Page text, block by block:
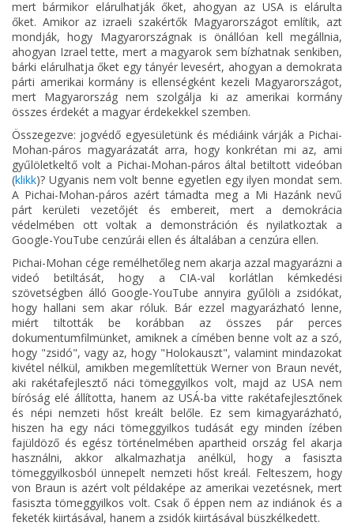
mert bármikor elárulhatják őket, ahogyan az USA is elárulta
őket. Amikor az izraeli szakértők Magyarországot említik, azt
mondják, hogy Magyarországnak is önállóan kell megállnia,
ahogyan Izrael tette, mert a magyarok sem bízhatnak senkiben,
bárki elárulhatja őket egy tányér levesért, ahogyan a demokrata
párti amerikai kormány is ellenségként kezeli Magyarországot,
mert Magyarország nem szolgálja ki az amerikai kormány
összes érdekét a magyar érdekekkel szemben.
Összegezve: jogvédő egyesületünk és médiáink várják a Pichai-
Mohan-páros magyarázatát arra, hogy konkrétan mi az, ami
gyűlöletkeltő volt a Pichai-Mohan-páros által betiltott videóban
(klikk)? Ugyanis nem volt benne egyetlen egy ilyen mondat sem.
A Pichai-Mohan-páros azért támadta meg a Mi Hazánk nevű
párt kerületi vezetőjét és embereit, mert a demokrácia
védelmében ott voltak a demonstráción és nyilatkoztak a
Google-YouTube cenzúrái ellen és általában a cenzúra ellen.
Pichai-Mohan cége remélhetőleg nem akarja azzal magyarázni a
videó betiltását, hogy a CIA-val korlátlan kémkedési
szövetségben álló Google-YouTube annyira gyűlöli a zsidókat,
hogy hallani sem akar róluk. Bár ezzel magyarázható lenne,
miért tiltották be korábban az összes pár perces
dokumentumfilmünket, amiknek a címében benne volt az a szó,
hogy "zsidó", vagy az, hogy "Holokauszt", valamint mindazokat
kivétel nélkül, amikben megemlítettük Werner von Braun nevét,
aki rakétafejlesztő náci tömeggyilkos volt, majd az USA nem
bíróság elé állította, hanem az USÁ-ba vitte rakétafejlesztőnek
és népi nemzeti hőst kreált belőle. Ez sem kimagyarázható,
hiszen ha egy náci tömeggyilkos tudását egy minden ízében
fajüldöző és egész történelmében apartheid ország fel akarja
használni, akkor alkalmazhatja anélkül, hogy a fasiszta
tömeggyilkosból ünnepelt nemzeti hőst kreál. Felteszem, hogy
von Braun is azért volt példaképe az amerikai vezetésnek, mert
fasiszta tömeggyilkos volt. Csak ő éppen nem az indiánok és a
feketék kiirtásával, hanem a zsidók kiirtásával büszkélkedett.